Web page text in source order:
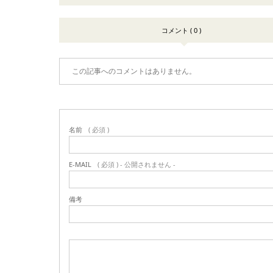
コメント ( 0 )
この記事へのコメントはありません。
名前 ( 必須 )
E-MAIL ( 必須 ) - 公開されません -
備考